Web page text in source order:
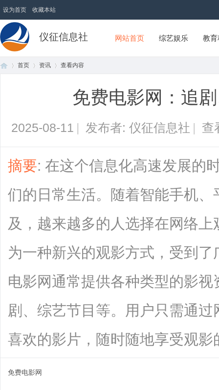
设为首页 收藏本站
仪征信息社 网站首页 综艺娱乐 教
首页 资讯 查看内容
免费电影网：追
2025-08-11 | 发布者: 仪征信息社 | 查
摘要: 在这个信息化高速发展的
们的日常生活。随着智能手机
及，越来越多的人选择在网络
为一种新兴的观影方式，受到
电影网通常提供各种类型的影
剧、综艺节目等。用户只需通
喜欢的影片，随时随地享受观影
免费电影网